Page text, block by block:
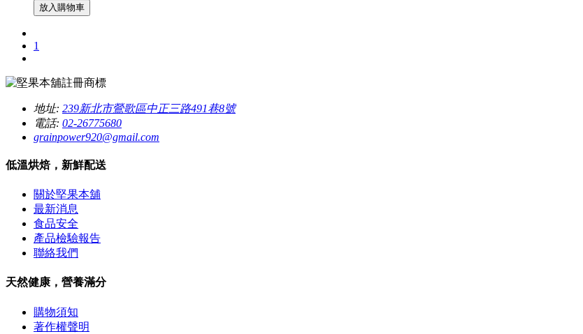
放入購物車
1
地址: 239新北市鶯歌區中正三路491巷8號
電話: 02-26775680
grainpower920@gmail.com
低溫烘焙，新鮮配送
關於堅果本舖
最新消息
食品安全
產品檢驗報告
聯絡我們
天然健康，營養滿分
購物須知
著作權聲明